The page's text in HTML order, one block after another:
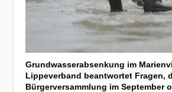
Grundwasserabsenkung im
Lippeverband beantwortet Fragen,
Bürgerversammlung im September